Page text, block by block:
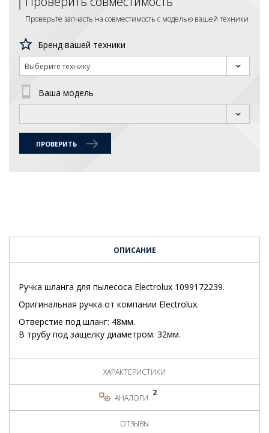
Проверьте запчасть на совместимость с моделью вашей техники
Бренд вашей техники
Выберите технику
Ваша модель
ПРОВЕРИТЬ
ОПИСАНИЕ
Ручка шланга для пылесоса Electrolux 1099172239.
Оригинальная ручка от компании Electrolux.
Отверстие под шланг: 48мм.
В трубу под защелку диаметром: 32мм.
ХАРАКТЕРИСТИКИ
АНАЛОГИ
2
ОТЗЫВЫ